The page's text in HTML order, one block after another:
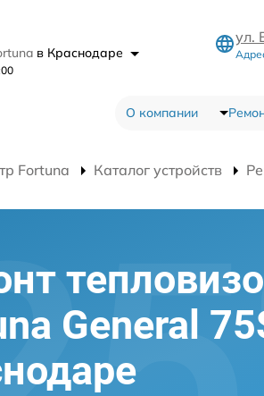
в Краснодаре
ул.
О компании
Fortuna Каталог устройств
General